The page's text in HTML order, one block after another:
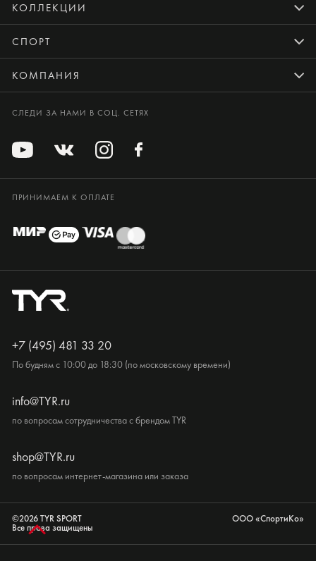
КОЛЛЕКЦИИ
СПОРТ
КОМПАНИЯ
СЛЕДИ ЗА НАМИ В СОЦ. СЕТЯХ
ПРИНИМАЕМ К ОПЛАТЕ
+7 (495) 481 33 20
По будням с 10:00 до 18:30 (по московскому времени)
info@TYR.ru
по вопросам сотрудничества с брендом TYR
shop@TYR.ru
по вопросам интернет-магазина или заказа
©2026 TYR SPORT
Все права защищены
ООО «СпортиКо»